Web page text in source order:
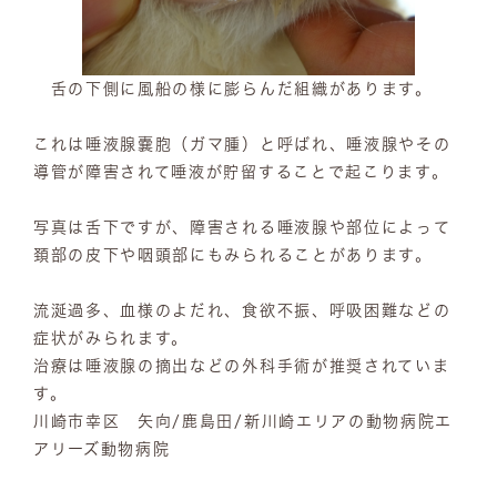
舌の下側に風船の様に膨らんだ組織があります。
これは唾液腺嚢胞（ガマ腫）と呼ばれ、唾液腺やその
導管が障害されて唾液が貯留することで起こります。
写真は舌下ですが、障害される唾液腺や部位によって
頚部の皮下や咽頭部にもみられることがあります。
流涎過多、血様のよだれ、食欲不振、呼吸困難などの
症状がみられます。
治療は唾液腺の摘出などの外科手術が推奨されていま
す。
川崎市幸区 矢向/鹿島田/新川崎エリアの動物病院エ
アリーズ動物病院